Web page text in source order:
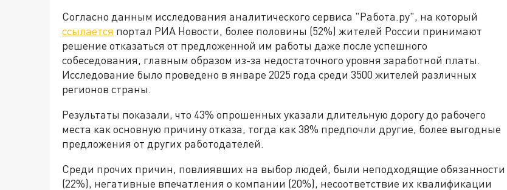
Согласно данным исследования аналитического сервиса "Работа.ру", на который
ссылается портал РИА Новости, более половины (52%) жителей России принимают
решение отказаться от предложенной им работы даже после успешного
собеседования, главным образом из-за недостаточного уровня заработной платы.
Исследование было проведено в январе 2025 года среди 3500 жителей различных
регионов страны.
Результаты показали, что 43% опрошенных указали длительную дорогу до рабочего
места как основную причину отказа, тогда как 38% предпочли другие, более выгодные
предложения от других работодателей.
Среди прочих причин, повлиявших на выбор людей, были неподходящие обязанности
(22%), негативные впечатления о компании (20%), несоответствие их квалификации